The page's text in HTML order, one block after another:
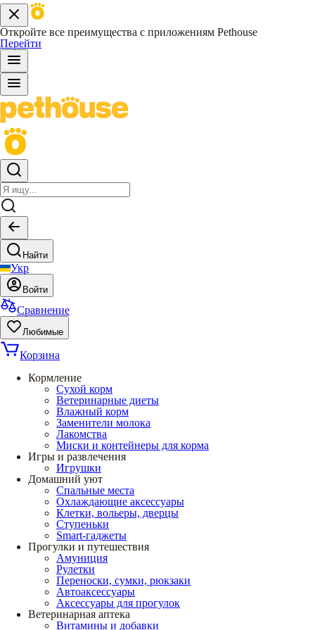
Откройте все преимущества с приложениям Pethouse
Перейти
Найти
Укр
Войти
Сравнение
Любимые
Корзина
Кормление
Сухой корм
Ветеринарные диеты
Влажный корм
Заменители молока
Лакомства
Миски и контейнеры для корма
Игры и развлечения
Игрушки
Домашний уют
Спальные места
Охлаждающие аксессуары
Клетки, вольеры, дверцы
Ступеньки
Smart-гаджеты
Прогулки и путешествия
Амуниция
Рулетки
Переноски, сумки, рюкзаки
Автоаксессуары
Аксессуары для прогулок
Ветеринарная аптека
Витамины и добавки